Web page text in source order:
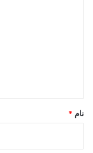
نام *